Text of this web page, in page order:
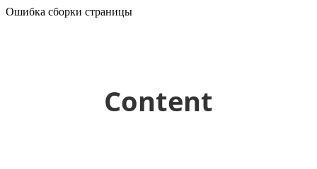
Ошибка сборки страницы
Content